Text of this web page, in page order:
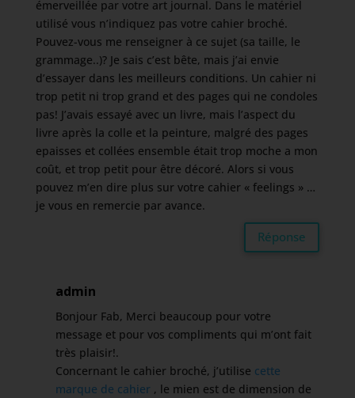
émerveillée par votre art journal. Dans le matériel
utilisé vous n’indiquez pas votre cahier broché.
Pouvez-vous me renseigner à ce sujet (sa taille, le
grammage..)? Je sais c’est bête, mais j’ai envie
d’essayer dans les meilleurs conditions. Un cahier ni
trop petit ni trop grand et des pages qui ne condoles
pas! J’avais essayé avec un livre, mais l’aspect du
livre après la colle et la peinture, malgré des pages
epaisses et collées ensemble était trop moche a mon
coût, et trop petit pour être décoré. Alors si vous
pouvez m’en dire plus sur votre cahier « feelings » …
je vous en remercie par avance.
Réponse
admin
Bonjour Fab, Merci beaucoup pour votre
message et pour vos compliments qui m’ont fait
très plaisir!.
Concernant le cahier broché, j’utilise cette
marque de cahier, le mien est de dimension de